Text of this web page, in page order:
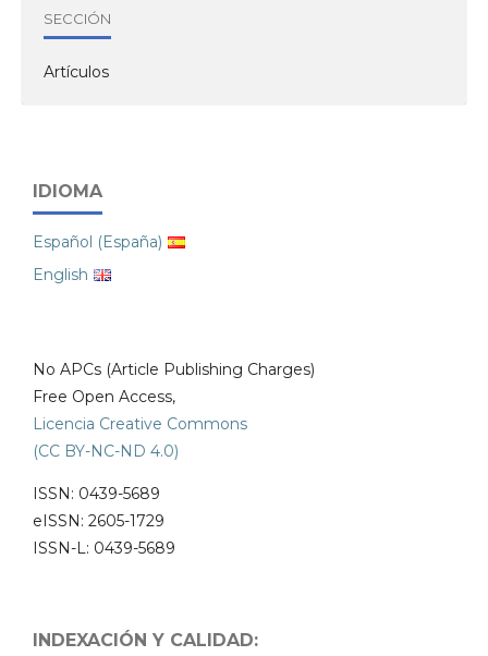
SECCIÓN
Artículos
IDIOMA
Español (España)
English
No APCs (Article Publishing Charges)
Free Open Access,
Licencia Creative Commons
(CC BY-NC-ND 4.0)
ISSN: 0439-5689
eISSN: 2605-1729
ISSN-L: 0439-5689
INDEXACIÓN Y CALIDAD: